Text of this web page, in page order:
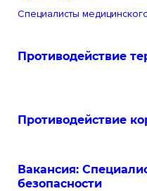
Специалисты
Противодействие
Противодействие
Вакансия:
безопасности